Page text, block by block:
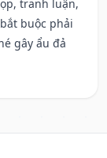
tranh luận,
buộc phải
gây ẩu đả